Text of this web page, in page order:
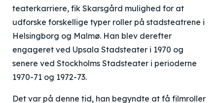
teaterkarriere, fik Skarsgård mulighed for at
udforske forskellige typer roller på stadsteatrene i
Helsingborg og Malmø. Han blev derefter
engageret ved Upsala Stadsteater i 1970 og
senere ved Stockholms Stadsteater i perioderne
1970-71 og 1972-73.
Det var på denne tid, han begyndte at få filmroller